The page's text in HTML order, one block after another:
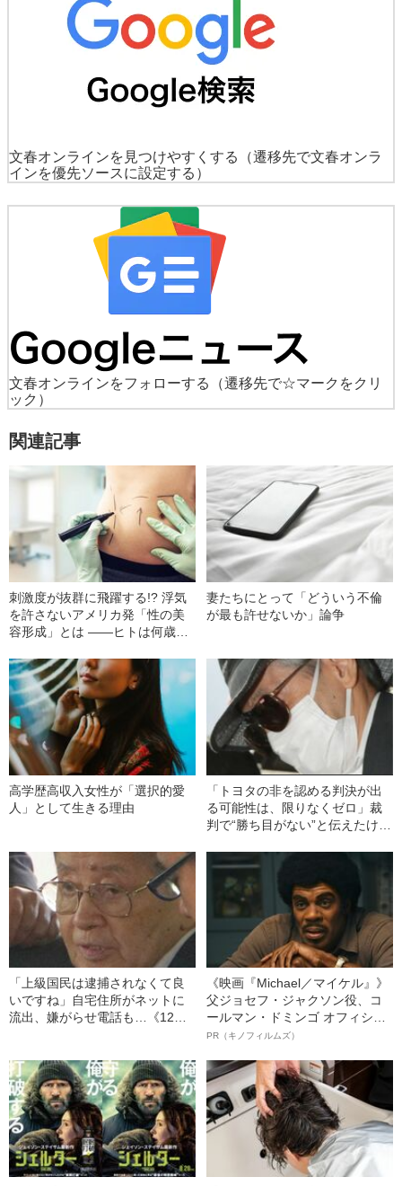
文春オンラインを見つけやすくする
（遷移先で文春オンラ
インを優先ソースに設定する）
文春オンラインをフォローする
（遷移先で☆マークをクリ
ック）
関連記事
刺激度が抜群に飛躍する!? 浮気
を許さないアメリカ発「性の美
容形成」とは ――ヒトは何歳ま
妻たちにとって「どういう不倫
が最も許せないか」論争
高学歴高収入女性が「選択的愛
人」として生きる理由
「トヨタの非を認める判決が出
る可能性は、限りなくゼロ」裁
判で“勝ち目がない”と伝えたけれ
の葛藤」
「上級国民は逮捕されなくて良
いですね」自宅住所がネットに
流出、嫌がらせ電話も…《12人
への暴力」
《映画『Michael／マイケル』》
父ジョセフ・ジャクソン役、コ
ールマン・ドミンゴ オフィシャ
ルインタビュー“観客を魅了した
語る”《日本興収70億円突破》
PR（キノフィルムズ）